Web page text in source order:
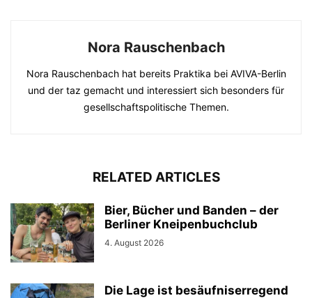
Nora Rauschenbach
Nora Rauschenbach hat bereits Praktika bei AVIVA-Berlin
und der taz gemacht und interessiert sich besonders für
gesellschaftspolitische Themen.
RELATED ARTICLES
Bier, Bücher und Banden – der
Berliner Kneipenbuchclub
4. August 2026
Die Lage ist besäufniserregend